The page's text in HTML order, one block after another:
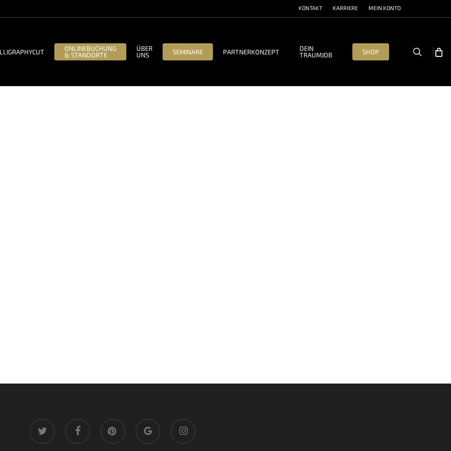
KONTAKT KARRIERE MEIN KONTO
ONLINEBUCHUNG
& STANDORTE
ÜBER
UNS
SEMINARE PARTNERKONZEPT
DEIN
TRAUMJOB
SHOP search
plus